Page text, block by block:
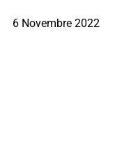
6 Novembre 2022